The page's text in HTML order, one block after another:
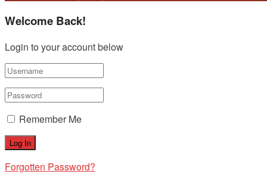
Welcome Back!
Login to your account below
Remember Me
Forgotten Password?